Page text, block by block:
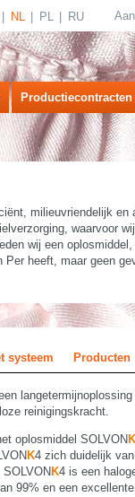
NL PL RU
Productiecontracten
milieuvriendelijk en
waarvoor
wij een
heeft, maar geen
systeem Producten
reinigingskracht.
oplosmiddel SOLVON K
K4 zich duidelijk
K4 is een
99% en een